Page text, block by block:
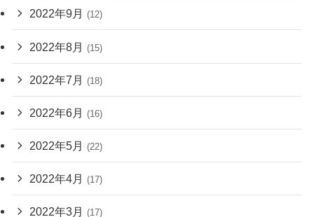
2022年9月 (12)
2022年8月 (15)
2022年7月 (18)
2022年6月 (16)
2022年5月 (22)
2022年4月 (17)
2022年3月 (17)